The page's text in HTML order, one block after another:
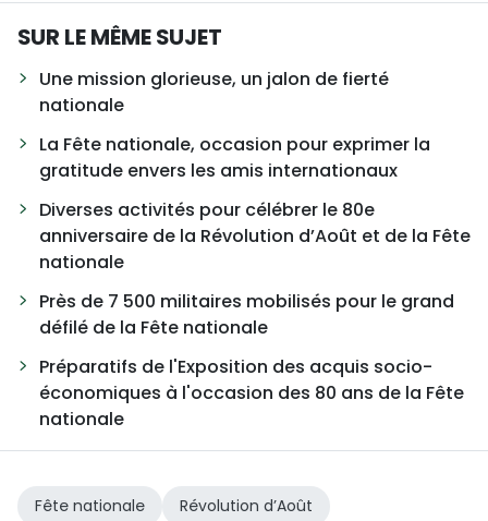
SUR LE MÊME SUJET
Une mission glorieuse, un jalon de fierté
nationale
La Fête nationale, occasion pour exprimer la
gratitude envers les amis internationaux
Diverses activités pour célébrer le 80e
anniversaire de la Révolution d’Août et de la Fête
nationale
Près de 7 500 militaires mobilisés pour le grand
défilé de la Fête nationale
Préparatifs de l'Exposition des acquis socio-
économiques à l'occasion des 80 ans de la Fête
nationale
Fête nationale Révolution d’Août